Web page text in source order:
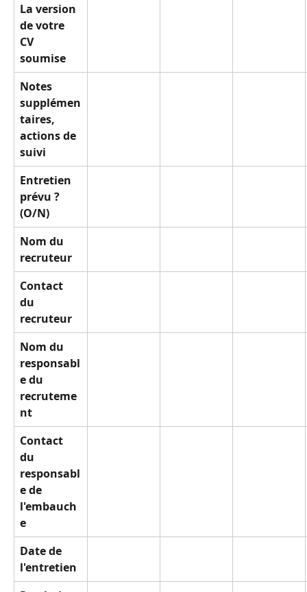
La version
de votre
CV
soumise
Notes
supplémen
taires,
actions de
suivi
Entretien
prévu ?
(O/N)
Nom du
recruteur
Contact
du
recruteur
Nom du
responsabl
e du
recruteme
nt
Contact
du
responsabl
e de
l'embauch
e
Date de
l'entretien